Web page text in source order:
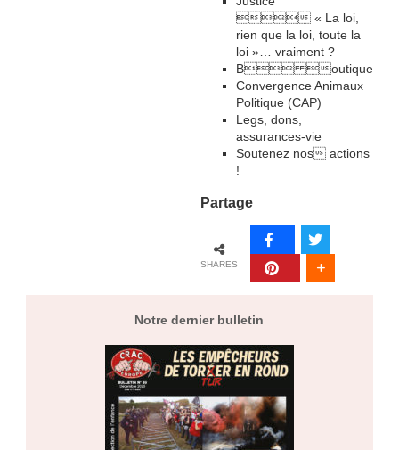
 « La loi,
rien que la loi, toute la
loi »… vraiment ?
B outique
Convergence Animaux
Politique (CAP)
Legs, dons,
assurances-vie
Soutenez nos actions
!
Partage
SHARES
Notre dernier bulletin